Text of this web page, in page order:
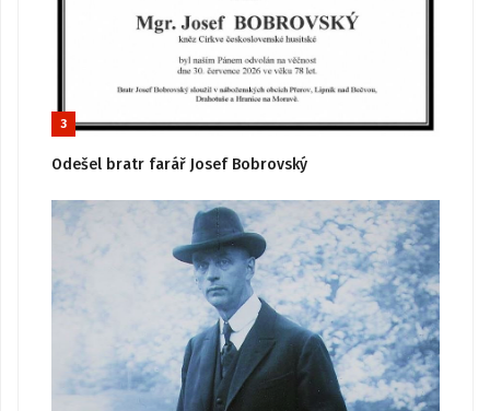
3
Odešel bratr farář Josef Bobrovský